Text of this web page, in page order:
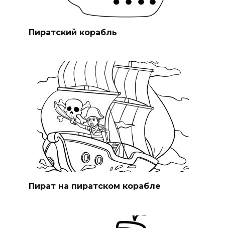
Пиратский корабль
Пират на пиратском корабле